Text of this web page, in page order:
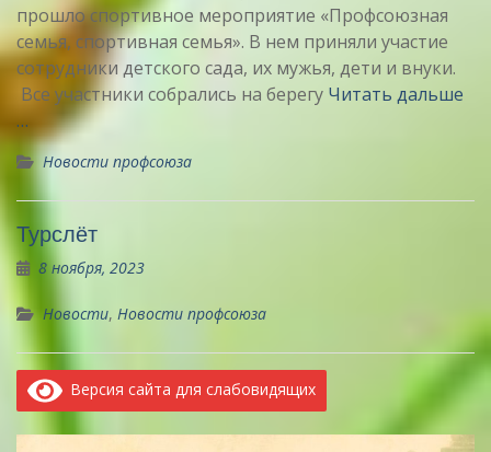
прошло спортивное мероприятие «Профсоюзная
семья, спортивная семья». В нем приняли участие
сотрудники детского сада, их мужья, дети и внуки.
Все участники собрались на берегу Читать дальше
…
Новости профсоюза
Турслёт
8 ноября, 2023
Новости, Новости профсоюза
Версия сайта для слабовидящих